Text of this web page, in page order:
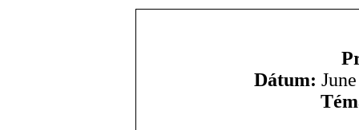
Dátum: